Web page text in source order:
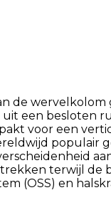
wervelkolom
een besloten
voor een
populair
terwijl
(OSS) en